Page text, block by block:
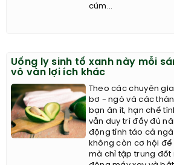
cúm...
Uống ly sinh tố xanh này mỗi
vô vàn lợi ích khác
Theo các chuyên
bơ - ngò và các
bạn ăn ít, hạn chế
vẫn duy trì đầy đủ
động tỉnh táo cả
không còn cơ hội
mà chỉ tập trung đốt